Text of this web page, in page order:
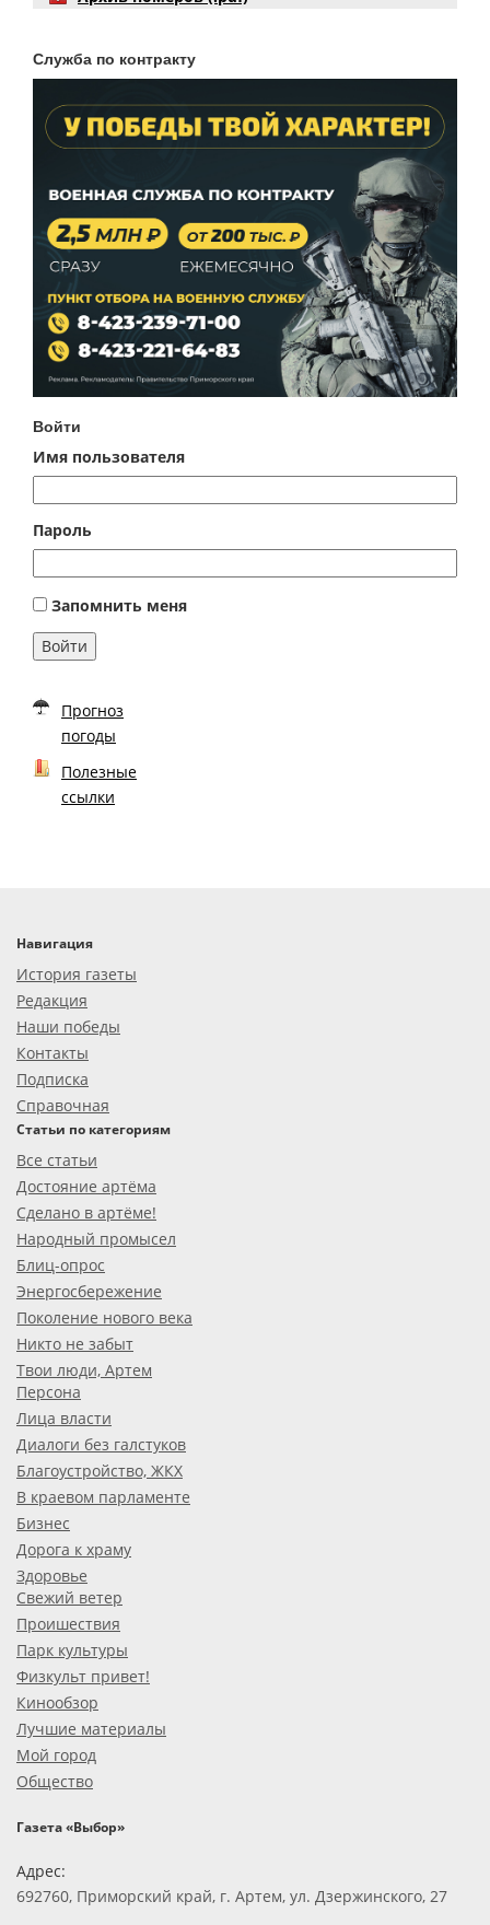
Служба по контракту
Войти
Имя пользователя
Пароль
Запомнить меня
Войти
Прогноз
погоды
Полезные
ссылки
Навигация
История газеты
Редакция
Наши победы
Контакты
Подписка
Справочная
Статьи по категориям
Все статьи
Достояние артёма
Сделано в артёме!
Народный промысел
Блиц-опрос
Энергосбережение
Поколение нового века
Никто не забыт
Твои люди, Артем
Персона
Лица власти
Диалоги без галстуков
Благоустройство, ЖКХ
В краевом парламенте
Бизнес
Дорога к храму
Здоровье
Свежий ветер
Проишествия
Парк культуры
Физкульт привет!
Кинообзор
Лучшие материалы
Мой город
Общество
Газета «Выбор»
Адрес:
692760, Приморский край, г. Артем, ул. Дзержинского, 27